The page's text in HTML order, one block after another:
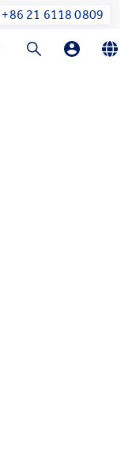
+86 21 6118 0809